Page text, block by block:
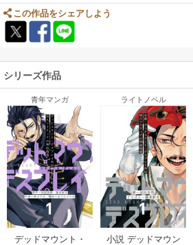
この作品をシェアしよう
シリーズ作品
青年マンガ
デッドマウント・
ライトノベル
小説 デッドマウン